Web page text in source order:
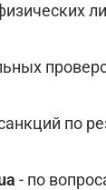
по
- по